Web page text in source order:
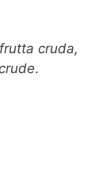
cruda,
.